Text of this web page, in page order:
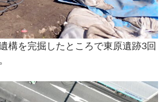
構を完掘したところで東原遺跡3回